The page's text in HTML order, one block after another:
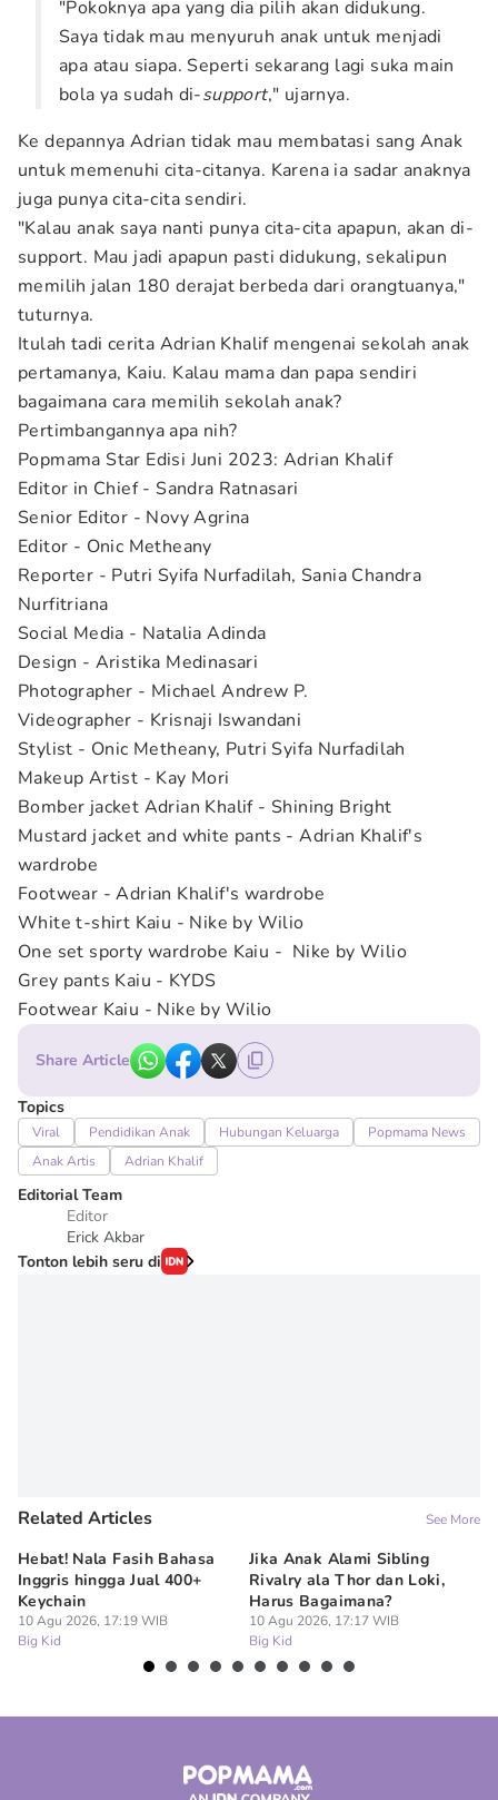
"Pokoknya apa yang dia pilih akan didukung.
Saya tidak mau menyuruh anak untuk menjadi
apa atau siapa. Seperti sekarang lagi suka main
bola ya sudah di-support," ujarnya.
Ke depannya Adrian tidak mau membatasi sang Anak
untuk memenuhi cita-citanya. Karena ia sadar anaknya
juga punya cita-cita sendiri.
"Kalau anak saya nanti punya cita-cita apapun, akan di-
support. Mau jadi apapun pasti didukung, sekalipun
memilih jalan 180 derajat berbeda dari orangtuanya,"
tuturnya.
Itulah tadi cerita Adrian Khalif mengenai sekolah anak
pertamanya, Kaiu. Kalau mama dan papa sendiri
bagaimana cara memilih sekolah anak?
Pertimbangannya apa nih?
Popmama Star Edisi Juni 2023: Adrian Khalif
Editor in Chief - Sandra Ratnasari
Senior Editor - Novy Agrina
Editor - Onic Metheany
Reporter - Putri Syifa Nurfadilah, Sania Chandra
Nurfitriana
Social Media - Natalia Adinda
Design - Aristika Medinasari
Photographer - Michael Andrew P.
Videographer - Krisnaji Iswandani
Stylist - Onic Metheany, Putri Syifa Nurfadilah
Makeup Artist - Kay Mori
Bomber jacket Adrian Khalif - Shining Bright
Mustard jacket and white pants - Adrian Khalif's
wardrobe
Footwear - Adrian Khalif's wardrobe
White t-shirt Kaiu - Nike by Wilio
One set sporty wardrobe Kaiu - Nike by Wilio
Grey pants Kaiu - KYDS
Footwear Kaiu - Nike by Wilio
Share Article
Topics
Viral Pendidikan Anak Hubungan Keluarga Popmama News
Anak Artis
Adrian Khalif
Editorial Team
Editor
Erick Akbar
Tonton lebih seru di
Related Articles See More
Hebat! Nala Fasih Bahasa
Inggris hingga Jual 400+
Keychain
10 Agu 2026, 17:19 WIB
Big Kid
Jika Anak Alami Sibling
Rivalry ala Thor dan Loki,
Harus Bagaimana?
10 Agu 2026, 17:17 WIB
Big Kid